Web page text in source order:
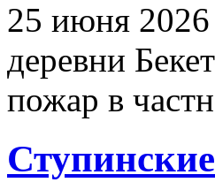
25 июня 2026
деревни
пожар в